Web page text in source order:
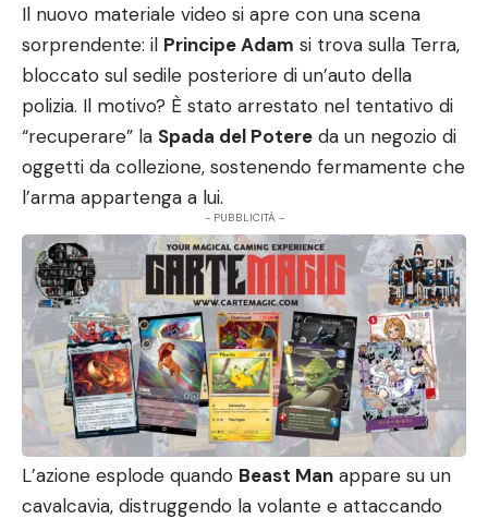
Il nuovo materiale video si apre con una scena
sorprendente: il Principe Adam si trova sulla Terra,
bloccato sul sedile posteriore di un’auto della
polizia. Il motivo? È stato arrestato nel tentativo di
“recuperare” la Spada del Potere da un negozio di
oggetti da collezione, sostenendo fermamente che
l’arma appartenga a lui.
- PUBBLICITÀ -
L’azione esplode quando Beast Man appare su un
cavalcavia, distruggendo la volante e attaccando